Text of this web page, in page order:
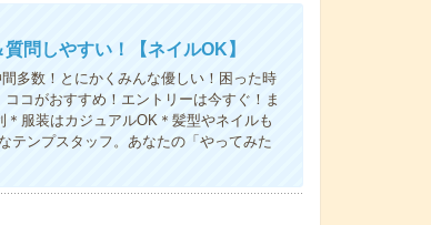
問しやすい！【ネイルOK】
多数！とにかくみんな優しい！困った時
コがおすすめ！エントリーは今すぐ！ま
服装はカジュアルOK＊髪型やネイルも
テンプスタッフ。あなたの「やってみた